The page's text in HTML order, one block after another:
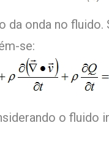
da onda no
se:
o fluido